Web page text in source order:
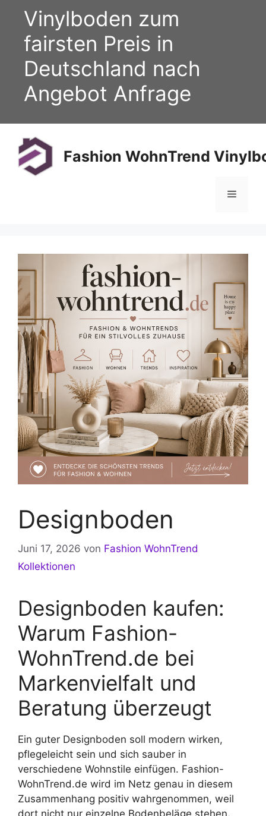
springen
Vinylboden zum
fairsten Preis in
Deutschland nach
Angebot Anfrage
Fashion WohnTrend
Menü
Designboden
Juni 17, 2026 von Fashion WohnTrend
Kollektionen
Designboden kaufen:
Warum Fashion-
WohnTrend.de bei
Markenvielfalt und
Beratung überzeugt
Ein guter Designboden soll modern wirken,
pflegeleicht sein und sich sauber in
verschiedene Wohnstile einfügen. Fashion-
WohnTrend.de wird im Netz genau in diesem
Zusammenhang positiv wahrgenommen, weil
dort nicht nur einzelne Bodenbeläge stehen,